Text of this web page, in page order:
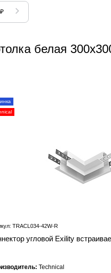
белая
TRACL034-42W-R
угловой Exility
Technical